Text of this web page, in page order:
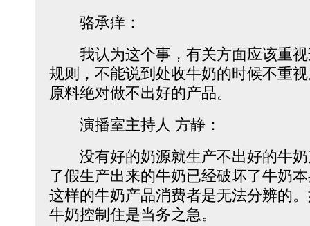
骆承痒：
我认为这个事，有关方面应该重视
规则，不能说到处收牛奶的时候不重
原料绝对做不出好的产品。
演播室主持人 方静：
没有好的奶源就生产不出好的牛奶
了假生产出来的牛奶已经破坏了牛奶
这样的牛奶产品消费者是无法分辨的
牛奶控制住是当务之急。